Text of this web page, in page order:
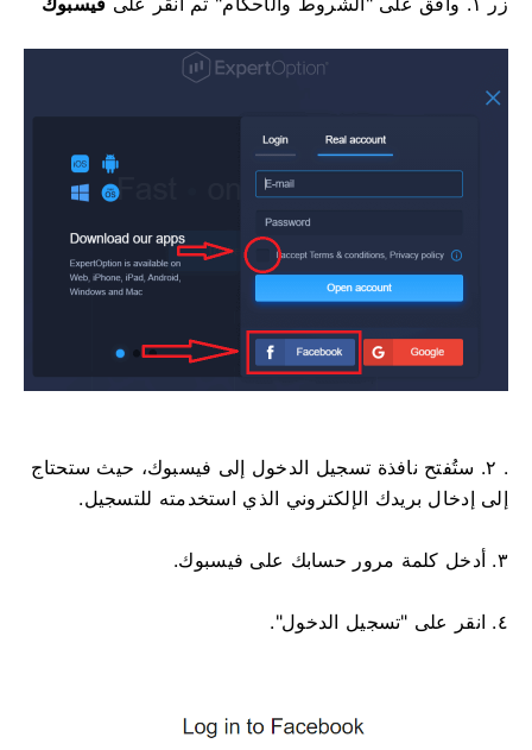
. ٢. ستُفتح نافذة تسجيل الدخول إلى فيسبوك، حيث ستحتاج
إلى إدخال بريدك الإلكتروني الذي استخدمته للتسجيل.
٣. أدخل كلمة مرور حسابك على فيسبوك.
٤. انقر على "تسجيل الدخول".